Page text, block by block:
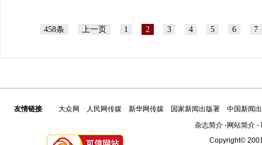
458条 上一页 1 2 3 4 5 6 7
友情链接 大众网 人民网传媒 新华网传媒 国家新闻出版署
中国新闻
杂志简介-网站简介-
Copyright©